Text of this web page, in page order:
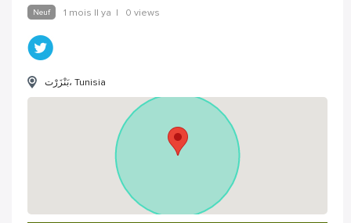
Neuf 1 mois Il ya | 0 views
بَنْزَرْت‎، Tunisia